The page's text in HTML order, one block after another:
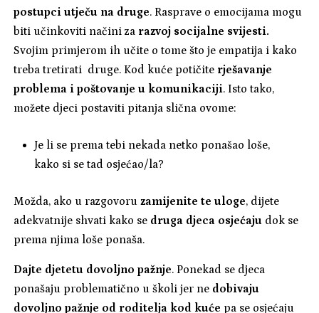
postupci utječu na druge. Rasprave o emocijama mogu
biti učinkoviti načini za razvoj socijalne svijesti.
Svojim primjerom ih učite o tome što je empatija i kako
treba tretirati druge. Kod kuće potičite rješavanje
problema i poštovanje u komunikaciji. Isto tako,
možete djeci postaviti pitanja slična ovome:
Je li se prema tebi nekada netko ponašao loše,
kako si se tad osjećao/la?
Možda, ako u razgovoruzamijenite te uloge, dijete
adekvatnije shvati kako se druga djeca osjećaju dok se
prema njima loše ponaša.
Dajte djetetu dovoljno pažnje. Ponekad se djeca
ponašaju problematično u školi jer ne dobivaju
dovoljno pažnje od roditelja kod kuće pa se osjećaju